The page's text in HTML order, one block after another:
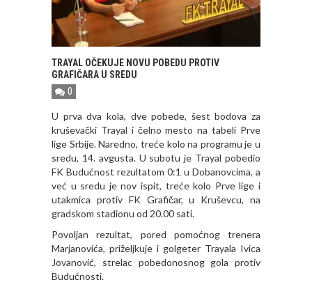
TRAYAL OČEKUJE NOVU POBEDU PROTIV
GRAFIČARA U SREDU
0
U prva dva kola, dve pobede, šest bodova za
kruševački Trayal i čelno mesto na tabeli Prve
lige Srbije. Naredno, treće kolo na programu je u
sredu, 14. avgusta. U subotu je Trayal pobedio
FK Budućnost rezultatom 0:1 u Dobanovcima, a
već u sredu je nov ispit, treće kolo Prve lige i
utakmica protiv FK Grafičar, u Kruševcu, na
gradskom stadionu od 20.00 sati.
Povoljan rezultat, pored pomoćnog trenera
Marjanovića, priželjkuje i golgeter Trayala Ivica
Jovanović, strelac pobedonosnog gola protiv
Budućnosti.